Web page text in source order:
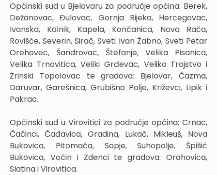
Općinski sud u Bjelovaru za područje općina: Berek,
Dežanovac, Đulovac, Gornja Rijeka, Hercegovac,
Ivanska, Kalnik, Kapela, Končanica, Nova Rača,
Rovišće, Severin, Sirač, Sveti Ivan Žabno, Sveti Petar
Orehovec, Šandrovac, Štefanje, Velika Pisanica,
Velika Trnovitica, Veliki Grđevac, Veliko Trojstvo i
Zrinski Topolovac te gradova: Bjelovar, Čazma,
Daruvar, Garešnica, Grubišno Polje, Križevci, Lipik i
Pakrac.
Općinski sud u Virovitici za područje općina: Crnac,
Čačinci, Čađavica, Gradina, Lukač, Mikleuš, Nova
Bukovica, Pitomača, Sopje, Suhopolje, Špišić
Bukovica, Voćin i Zdenci te gradova: Orahovica,
Slatina i Virovitica.